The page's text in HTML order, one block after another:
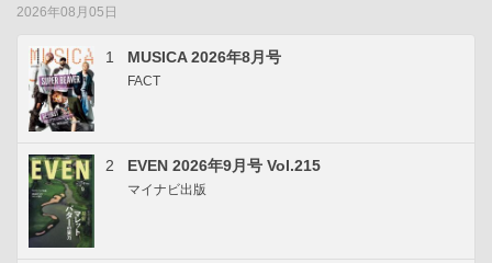
2026年08月05日
1 MUSICA 2026年8月号
FACT
2 EVEN 2026年9月号 Vol.215
マイナビ出版